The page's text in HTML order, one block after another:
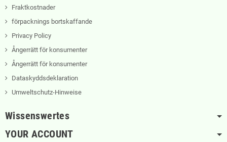
Fraktkostnader
förpacknings bortskaffande
Privacy Policy
Ångerrätt för konsumenter
Ångerrätt för konsumenter
Dataskyddsdeklaration
Umweltschutz-Hinweise
Wissenswertes
YOUR ACCOUNT